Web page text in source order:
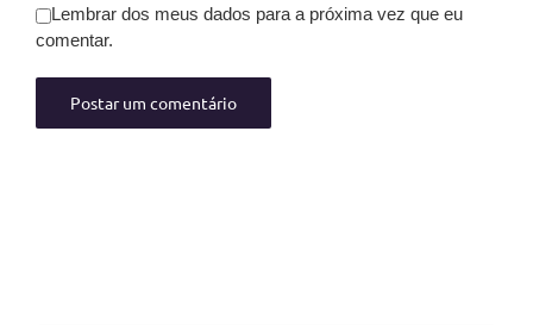
Lembrar dos meus dados para a próxima vez que eu
comentar.